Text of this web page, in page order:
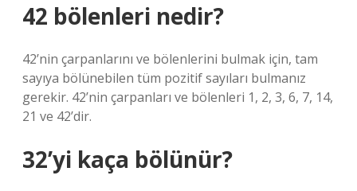
42 bölenleri nedir?
42’nin çarpanlarını ve bölenlerini bulmak için, tam
sayıya bölünebilen tüm pozitif sayıları bulmanız
gerekir. 42’nin çarpanları ve bölenleri 1, 2, 3, 6, 7, 14,
21 ve 42’dir.
32’yi kaça bölünür?